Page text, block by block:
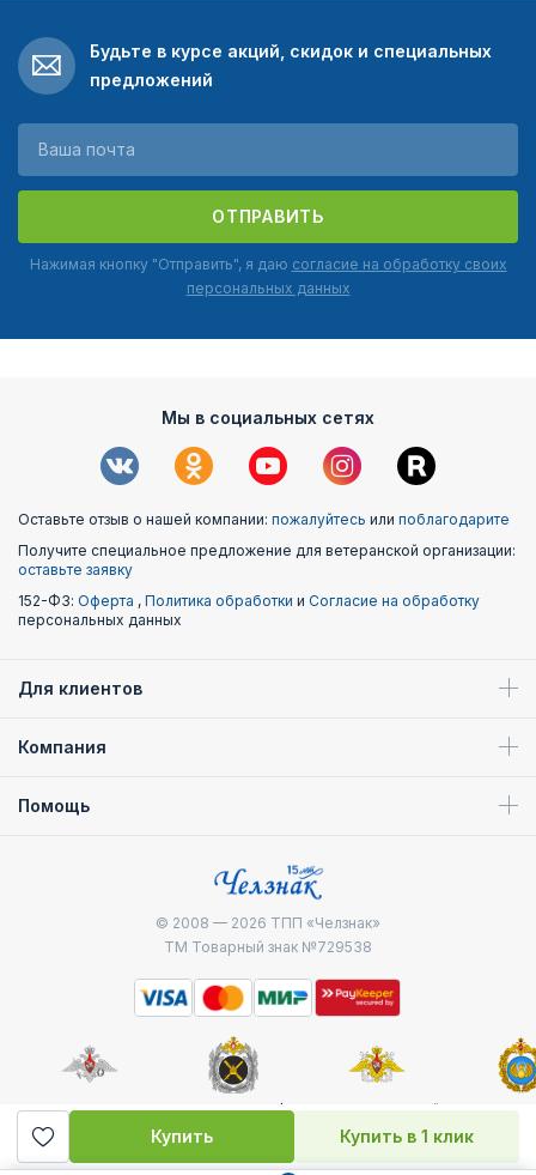
Купить Купить в 1 клик
Будьте в курсе акций, скидок и специальных
предложений
ОТПРАВИТЬ
Нажимая кнопку "Отправить", я даю согласие на обработку своих
персональных данных
Мы в социальных сетях
Оставьте отзыв о нашей компании: пожалуйтесь или поблагодарите
Получите специальное предложение для ветеранской организации:
оставьте заявку
152-ФЗ: Оферта , Политика обработки и Согласие на обработку
персональных данных
Для клиентов
Компания
Помощь
© 2008 — 2026 ТПП «Челзнак»
ТМ Товарный знак №729538
Министерство
Генштаб ВС РФ
Военно-морской
флот
десантные